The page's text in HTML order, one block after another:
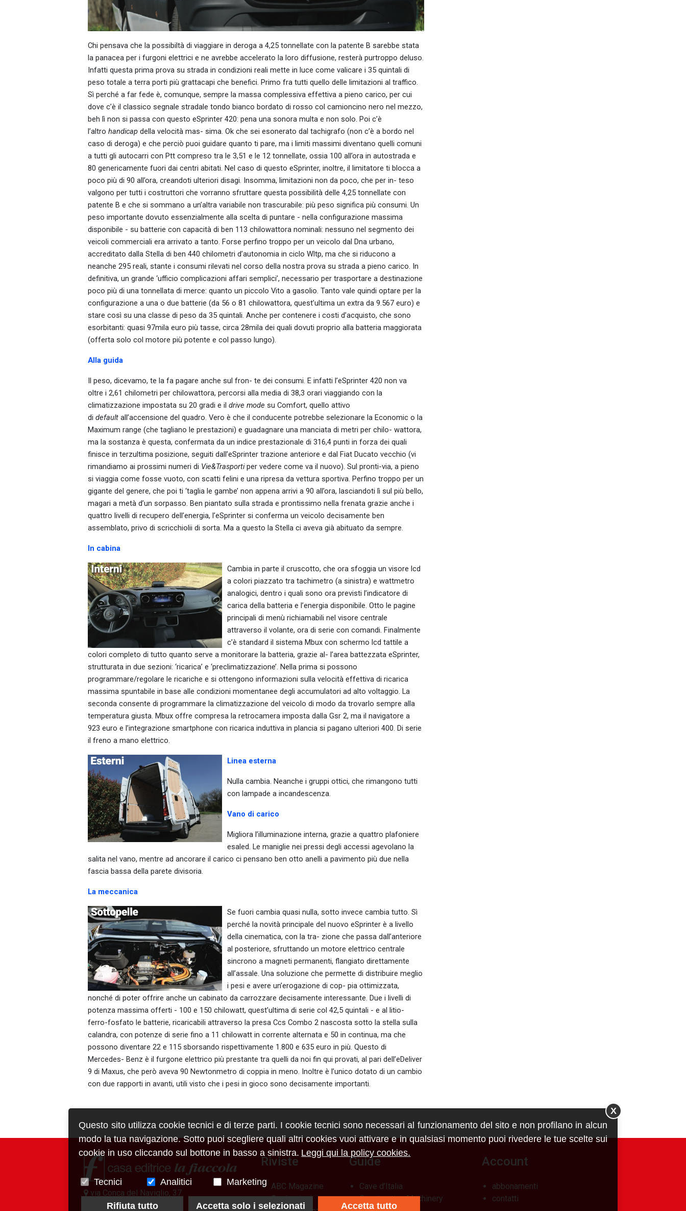
Chi pensava che la possibiltà di viaggiare in deroga a 4,25 tonnellate con la patente B sarebbe stata
la panacea per i furgoni elettrici e ne avrebbe accelerato la loro diffusione, resterà purtroppo deluso.
Infatti questa prima prova su strada in condizioni reali mette in luce come valicare i 35 quintali di
peso totale a terra porti più grattacapi che benefici. Primo fra tutti quello delle limitazioni al traffico.
Sì perché a far fede è, comunque, sempre la massa complessiva effettiva a pieno carico, per cui
dove c’è il classico segnale stradale tondo bianco bordato di rosso col camioncino nero nel mezzo,
beh lì non si passa con questo eSprinter 420: pena una sonora multa e non solo. Poi c’è
l’altro handicap della velocità mas- sima. Ok che sei esonerato dal tachigrafo (non c’è a bordo nel
caso di deroga) e che perciò puoi guidare quanto ti pare, ma i limiti massimi diventano quelli comuni
a tutti gli autocarri con Ptt compreso tra le 3,51 e le 12 tonnellate, ossia 100 all’ora in autostrada e
80 genericamente fuori dai centri abitati. Nel caso di questo eSprinter, inoltre, il limitatore ti blocca a
poco più di 90 all’ora, creandoti ulteriori disagi. Insomma, limitazioni non da poco, che per in- teso
valgono per tutti i costruttori che vorranno sfruttare questa possibilità delle 4,25 tonnellate con
patente B e che si sommano a un’altra variabile non trascurabile: più peso significa più consumi. Un
peso importante dovuto essenzialmente alla scelta di puntare - nella configurazione massima
disponibile - su batterie con capacità di ben 113 chilowattora nominali: nessuno nel segmento dei
veicoli commerciali era arrivato a tanto. Forse perfino troppo per un veicolo dal Dna urbano,
accreditato dalla Stella di ben 440 chilometri d’autonomia in ciclo Wltp, ma che si riducono a
neanche 295 reali, stante i consumi rilevati nel corso della nostra prova su strada a pieno carico. In
definitiva, un grande ‘ufficio complicazioni affari semplici’, necessario per trasportare a destinazione
poco più di una tonnellata di merce: quanto un piccolo Vito a gasolio. Tanto vale quindi optare per la
configurazione a una o due batterie (da 56 o 81 chilowattora, quest’ultima un extra da 9.567 euro) e
stare così su una classe di peso da 35 quintali. Anche per contenere i costi d’acquisto, che sono
esorbitanti: quasi 97mila euro più tasse, circa 28mila dei quali dovuti proprio alla batteria maggiorata
(offerta solo col motore più potente e col passo lungo).
Alla guida
Il peso, dicevamo, te la fa pagare anche sul fron- te dei consumi. E infatti l’eSprinter 420 non va
oltre i 2,61 chilometri per chilowattora, percorsi alla media di 38,3 orari viaggiando con la
climatizzazione impostata su 20 gradi e il drive mode su Comfort, quello attivo
di default all’accensione del quadro. Vero è che il conducente potrebbe selezionare la Economic o la
Maximum range (che tagliano le prestazioni) e guadagnare una manciata di metri per chilo- wattora,
ma la sostanza è questa, confermata da un indice prestazionale di 316,4 punti in forza dei quali
finisce in terzultima posizione, seguiti dall’eSprinter trazione anteriore e dal Fiat Ducato vecchio (vi
rimandiamo ai prossimi numeri di Vie&Trasportiper vedere come va il nuovo). Sul pronti-via, a pieno
si viaggia come fosse vuoto, con scatti felini e una ripresa da vettura sportiva. Perfino troppo per un
gigante del genere, che poi ti ‘taglia le gambe’ non appena arrivi a 90 all’ora, lasciandoti lì sul più bello,
magari a metà d’un sorpasso. Ben piantato sulla strada e prontissimo nella frenata grazie anche i
quattro livelli di recupero dell’energia, l’eSprinter si conferma un veicolo decisamente ben
assemblato, privo di scricchiolii di sorta. Ma a questo la Stella ci aveva già abituato da sempre.
In cabina
Cambia in parte il cruscotto, che ora sfoggia un visore lcd
a colori piazzato tra tachimetro (a sinistra) e wattmetro
analogici, dentro i quali sono ora previsti l’indicatore di
carica della batteria e l’energia disponibile. Otto le pagine
principali di menù richiamabili nel visore centrale
attraverso il volante, ora di serie con comandi. Finalmente
c’è standard il sistema Mbux con schermo lcd tattile a
colori completo di tutto quanto serve a monitorare la batteria, grazie al- l’area battezzata eSprinter,
strutturata in due sezioni: ‘ricarica’ e ‘preclimatizzazione’. Nella prima si possono
programmare/regolare le ricariche e si ottengono informazioni sulla velocità effettiva di ricarica
massima spuntabile in base alle condizioni momentanee degli accumulatori ad alto voltaggio. La
seconda consente di programmare la climatizzazione del veicolo di modo da trovarlo sempre alla
temperatura giusta. Mbux offre compresa la retrocamera imposta dalla Gsr 2, ma il navigatore a
923 euro e l’integrazione smartphone con ricarica induttiva in plancia si pagano ulteriori 400. Di serie
il freno a mano elettrico.
Linea esterna
Nulla cambia. Neanche i gruppi ottici, che rimangono tutti
con lampade a incandescenza.
Vano di carico
Migliora l’illuminazione interna, grazie a quattro plafoniere
esaled. Le maniglie nei pressi degli accessi agevolano la
salita nel vano, mentre ad ancorare il carico ci pensano ben otto anelli a pavimento più due nella
fascia bassa della parete divisoria.
La meccanica
Se fuori cambia quasi nulla, sotto invece cambia tutto. Sì
perché la novità principale del nuovo eSprinter è a livello
della cinematica, con la tra- zione che passa dall’anteriore
al posteriore, sfruttando un motore elettrico centrale
sincrono a magneti permanenti, flangiato direttamente
all’assale. Una soluzione che permette di distribuire meglio
i pesi e avere un’erogazione di cop- pia ottimizzata,
nonché di poter offrire anche un cabinato da carrozzare decisamente interessante. Due i livelli di
potenza massima offerti - 100 e 150 chilowatt, quest’ultima di serie col 42,5 quintali - e al litio-
ferro-fosfato le batterie, ricaricabili attraverso la presa Ccs Combo 2 nascosta sotto la stella sulla
calandra, con potenze di serie fino a 11 chilowatt in corrente alternata e 50 in continua, ma che
possono diventare 22 e 115 sborsando rispettivamente 1.800 e 635 euro in più. Questo di
Mercedes- Benz è il furgone elettrico più prestante tra quelli da noi fin qui provati, al pari dell’eDeliver
9 di Maxus, che però aveva 90 Newtonmetro di coppia in meno. Inoltre è l’unico dotato di un cambio
con due rapporti in avanti, utili visto che i pesi in gioco sono decisamente importanti.
via Conca del Naviglio, 37
20123, Milano (Italy)
Riviste
ABC Magazine
Costruzioni
Guide
Cave d’Italia
Construction Machinery
Account
abbonamenti
contatti
Questo sito utilizza cookie tecnici e di terze parti. I cookie tecnici sono necessari al funzionamento del sito e non profilano in alcun
modo la tua navigazione. Sotto puoi scegliere quali altri cookies vuoi attivare e in qualsiasi momento puoi rivedere le tue scelte sui
cookie in uso cliccando sul bottone in basso a sinistra. Leggi qui la policy cookies.
Tecnici Analitici Marketing
Rifiuta tutto Accetta solo i selezionati Accetta tutto
X